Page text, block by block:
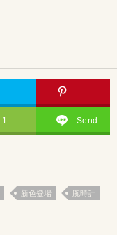
1 Send
新色登場 腕時計